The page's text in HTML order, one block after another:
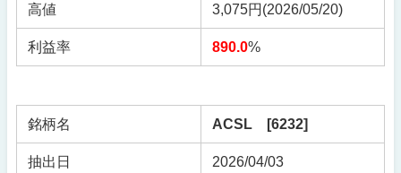
高値 3,075円(2026/05/20)
利益率 890.0%
銘柄名 ACSL [6232]
抽出日 2026/04/03